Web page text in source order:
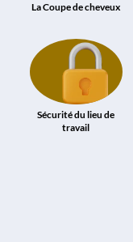
La Coupe de cheveux
Sécurité du lieu de
travail